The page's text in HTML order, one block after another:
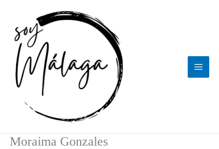
contenido
Moraima Gonzales